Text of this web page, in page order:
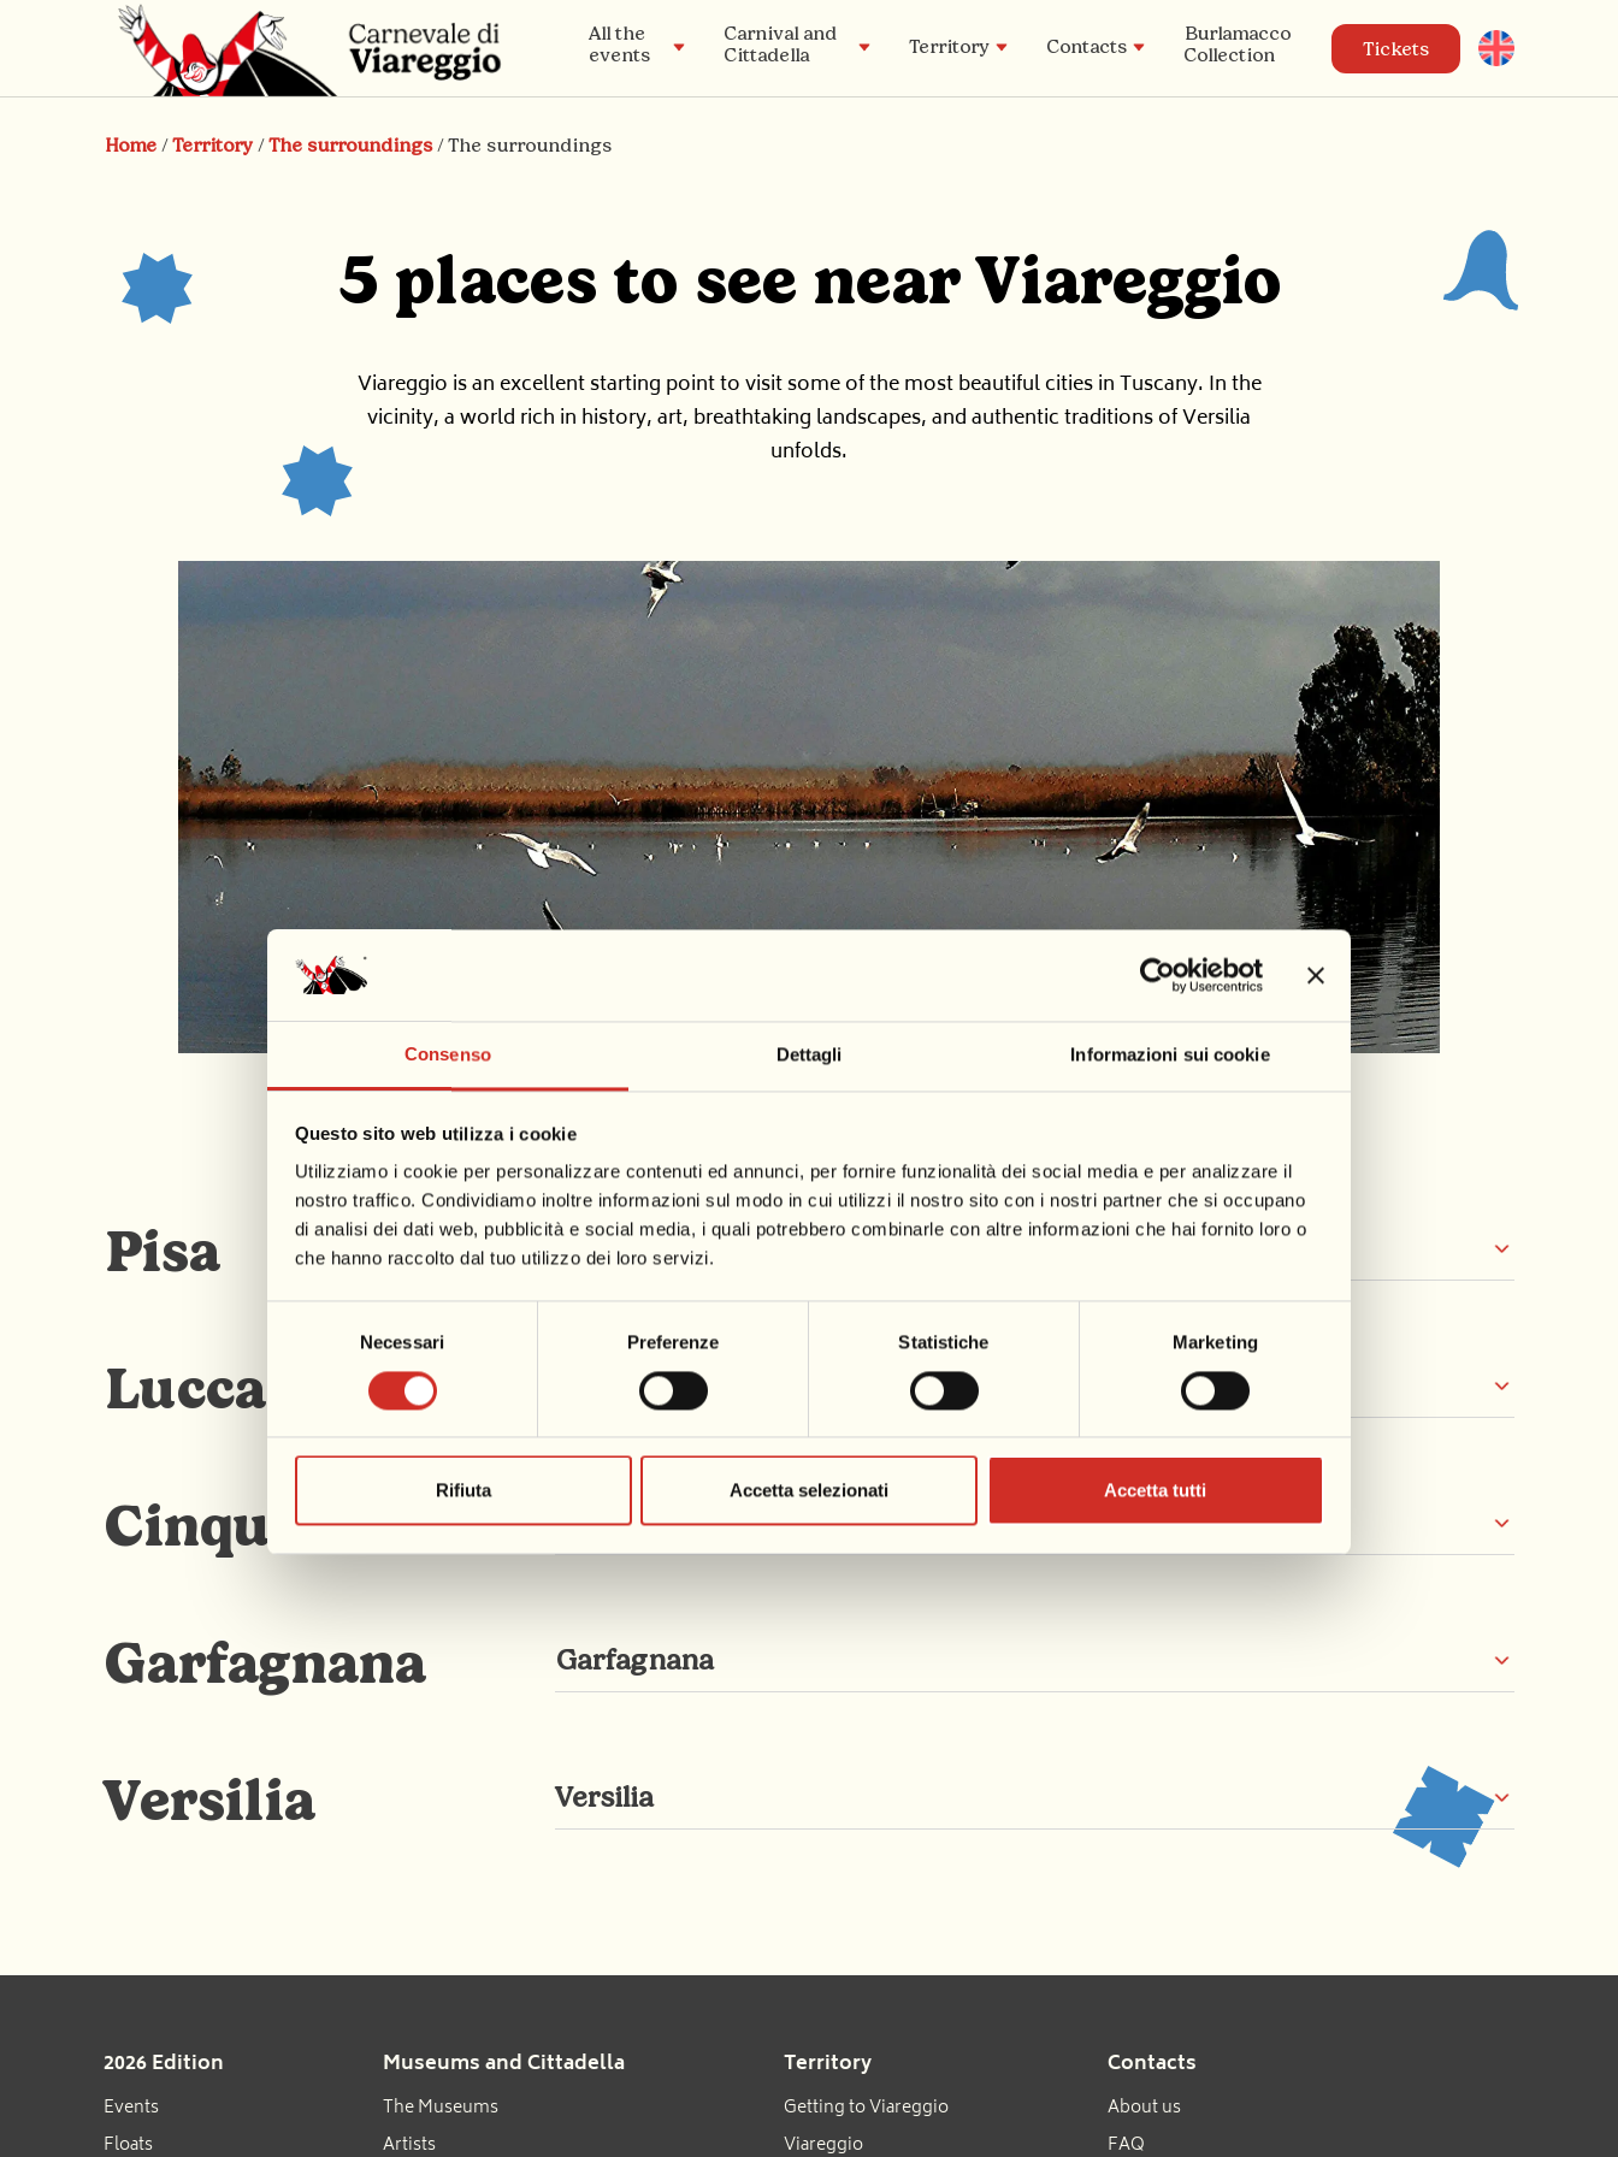
Consenso Dettagli Informazioni sui cookie
Questo sito web utilizza i cookie
Utilizziamo i cookie per personalizzare contenuti ed annunci, per fornire funzionalità dei social media e per analizzare il
nostro traffico. Condividiamo inoltre informazioni sul modo in cui utilizzi il nostro sito con i nostri partner che si occupano
di analisi dei dati web, pubblicità e social media, i quali potrebbero combinarle con altre informazioni che hai fornito loro o
che hanno raccolto dal tuo utilizzo dei loro servizi.
Necessari Preferenze Statistiche Marketing
Rifiuta Accetta selezionati Accetta tutti
All the
events
Carnival and
Cittadella
Carnival Lab Academy
Territory Contacts
Burlamacco
Collection
Tickets
Home /Territory /The surroundings/The surroundings
5 places to see near Viareggio
Viareggio is an excellent starting point to visit some of the most beautiful cities in Tuscany. In the
vicinity, a world rich in history, art, breathtaking landscapes, and authentic traditions of Versilia
unfolds.
Pisa Lucca
Pisa Pisa, the tower, and more
Piazza dei Miracoli
Giardino Scotto
Lucca Lucca and its medieval atmosphere
Cinque Terre A jump to Liguria to the Cinque Terre
Garfagnana Garfagnana
Ponte del diavolo
Versilia Versilia
2026 Edition
Events
Floats
Museums and Cittadella
The Museums
Artists
Territory
Getting to Viareggio
Viareggio
Contacts
About us
FAQ